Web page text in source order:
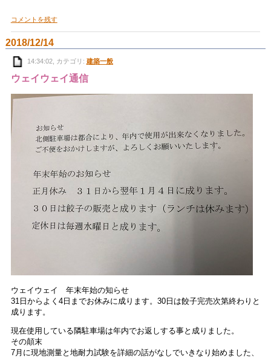
コメントを残す
2018/12/14
14:34:02, カテゴリ: 建築一般
ウェイウェイ通信
ウェイウェイ 年末年始の知らせ
31日からよく4日までお休みに成ります。30日は餃子完売次第終わりと
成ります。
現在使用している隣駐車場は年内でお返しする事と成りました。
その顛末
7月に現地測量と地耐力試験を詳細の話がなしでいきなり始めました、